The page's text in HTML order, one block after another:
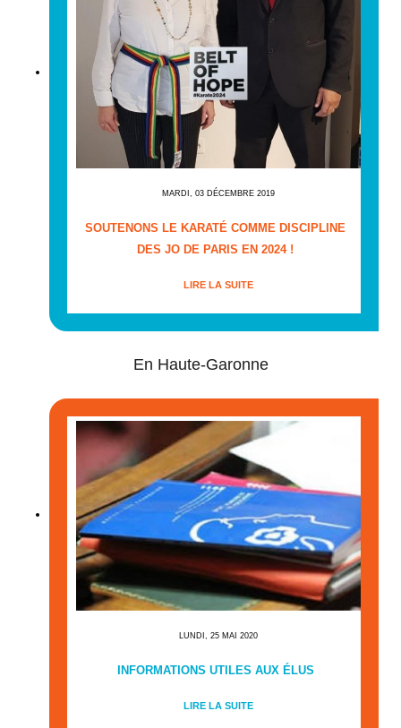
MARDI, 03 DÉCEMBRE 2019
SOUTENONS LE KARATÉ COMME DISCIPLINE
DES JO DE PARIS EN 2024 !
LIRE LA SUITE
En Haute-Garonne
LUNDI, 25 MAI 2020
INFORMATIONS UTILES AUX ÉLUS
LIRE LA SUITE